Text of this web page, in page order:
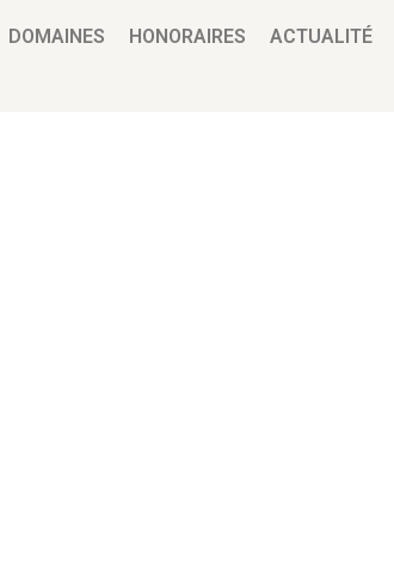
DOMAINES HONORAIRES ACTUALITÉ